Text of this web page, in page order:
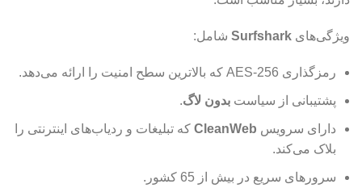
ویژگی‌های Surfshark شامل:
رمزگذاری AES-256 که بالاترین سطح امنیت را ارائه می‌دهد.
پشتیبانی از سیاست بدون لاگ.
دارای سرویس CleanWeb که تبلیغات و ردیاب‌های اینترنتی را
بلاک می‌کند.
سرورهای سریع در بیش از 65 کشور.